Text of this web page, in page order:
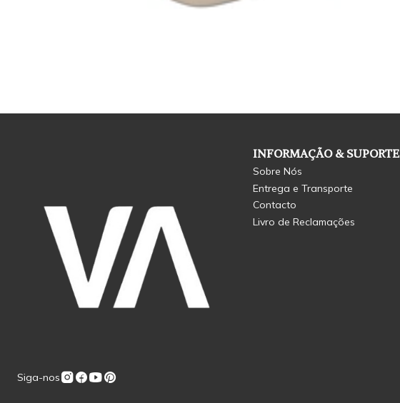
Siga-nos
INFORMAÇÃO & SUPORTE
Sobre Nós
Entrega e Transporte
Contacto
Livro de Reclamações